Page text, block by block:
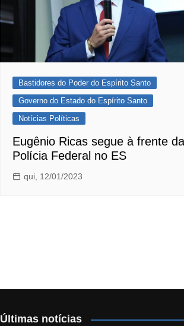
Bastidores do Poder do Espírito Santo
Governo do Estado do Espírito Santo
Notícias Políticas
Eugênio Ricas segue à frente da
Polícia Federal no ES
qui, 12/01/2023
Últimas notícias